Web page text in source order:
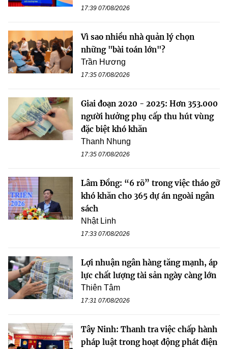
17:39 07/08/2026
Vì sao nhiều nhà quản lý chọn
những "bài toán lớn"?
Trần Hương
17:35 07/08/2026
Giai đoạn 2020 - 2025: Hơn 353.000
người hưởng phụ cấp thu hút vùng
đặc biệt khó khăn
Thanh Nhung
17:35 07/08/2026
Lâm Đồng: “6 rõ” trong việc tháo gỡ
khó khăn cho 365 dự án ngoài ngân
sách
Nhật Linh
17:33 07/08/2026
Lợi nhuận ngân hàng tăng mạnh, áp
lực chất lượng tài sản ngày càng lớn
Thiên Tâm
17:31 07/08/2026
Tây Ninh: Thanh tra việc chấp hành
pháp luật trong hoạt động phát điện